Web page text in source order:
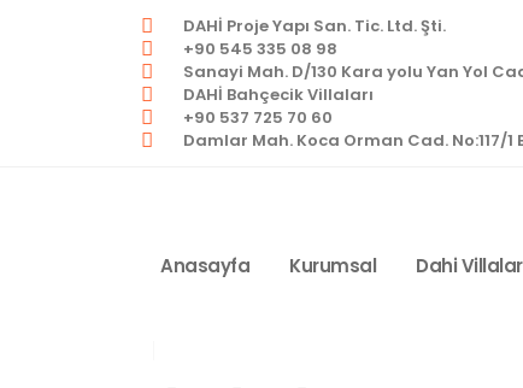
DAHİ Proje Yapı San. Tic. Ltd. Şti.
+90 545 335 08 98
Sanayi Mah. D/130 Kara yolu Yan Yol
DAHİ Bahçecik Villaları
+90 537 725 70 60
Damlar Mah. Koca Orman Cad. No:117/
Anasayfa Kurumsal Dahi